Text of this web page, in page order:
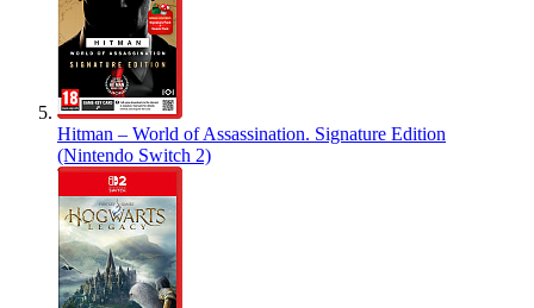
Hitman – World of Assassination. Signature Edition
(Nintendo Switch 2)